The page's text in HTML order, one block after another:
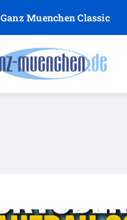
Ganz Muenchen Classic